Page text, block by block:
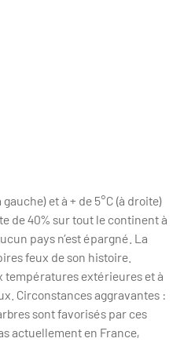
et à + de 5°C (à droite)
de 40% sur tout le continent à
pays n’est épargné. La
feux de son histoire.
températures extérieures et à
Circonstances aggravantes :
sont favorisés par ces
actuellement en France,